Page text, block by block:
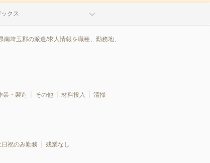
クス
埼玉郡の派遣/求人情報を職種、勤務地、
業・製造 その他 材料投入
清掃
日祝のみ勤務
残業なし